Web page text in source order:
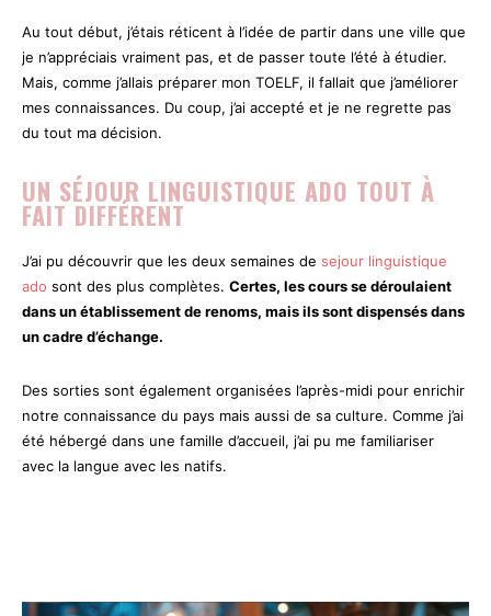
Au tout début, j’étais réticent à l’idée de partir dans une ville que
je n’appréciais vraiment pas, et de passer toute l’été à étudier.
Mais, comme j’allais préparer mon TOELF, il fallait que j’améliorer
mes connaissances. Du coup, j’ai accepté et je ne regrette pas
du tout ma décision.
UN SÉJOUR LINGUISTIQUE ADO TOUT À
FAIT DIFFÉRENT
J’ai pu découvrir que les deux semaines de sejour linguistique
ado sont des plus complètes. Certes, les cours se déroulaient
dans un établissement de renoms, mais ils sont dispensés dans
un cadre d’échange.
Des sorties sont également organisées l’après-midi pour enrichir
notre connaissance du pays mais aussi de sa culture. Comme j’ai
été hébergé dans une famille d’accueil, j’ai pu me familiariser
avec la langue avec les natifs.